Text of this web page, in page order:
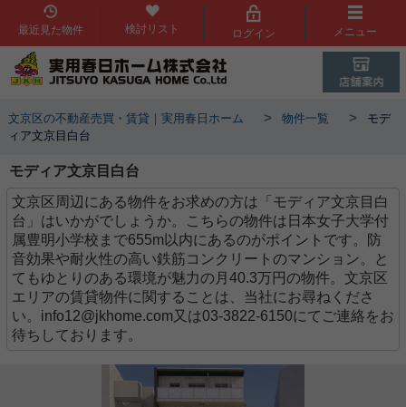
最近見た物件 検討リスト ログイン メニュー
文京区の不動産売買・賃貸｜実用春日ホーム > 物件一覧 >
モデ
ィア文京目白台
モディア文京目白台
文京区周辺にある物件をお求めの方は「モディア文京目白
台」はいかがでしょうか。こちらの物件は日本女子大学付
属豊明小学校まで655m以内にあるのがポイントです。防
音効果や耐火性の高い鉄筋コンクリートのマンション。と
てもゆとりのある環境が魅力の月40.3万円の物件。文京区
エリアの賃貸物件に関することは、当社にお尋ねくださ
い。info12@jkhome.com又は03-3822-6150にてご連絡をお
待ちしております。